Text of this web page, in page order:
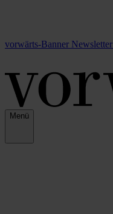
vorwärts-Banner Newsletter
Menü